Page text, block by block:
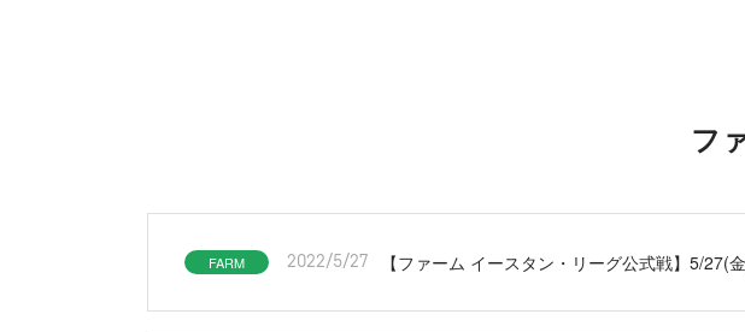
フ
FARM 2022/5/27 【ファーム イースタン・リーグ公式戦】5/27(